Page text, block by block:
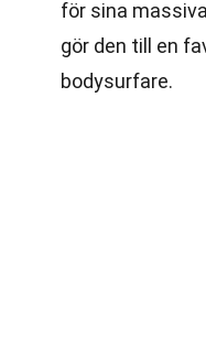
för sina
gör den till en
bodysurfare.